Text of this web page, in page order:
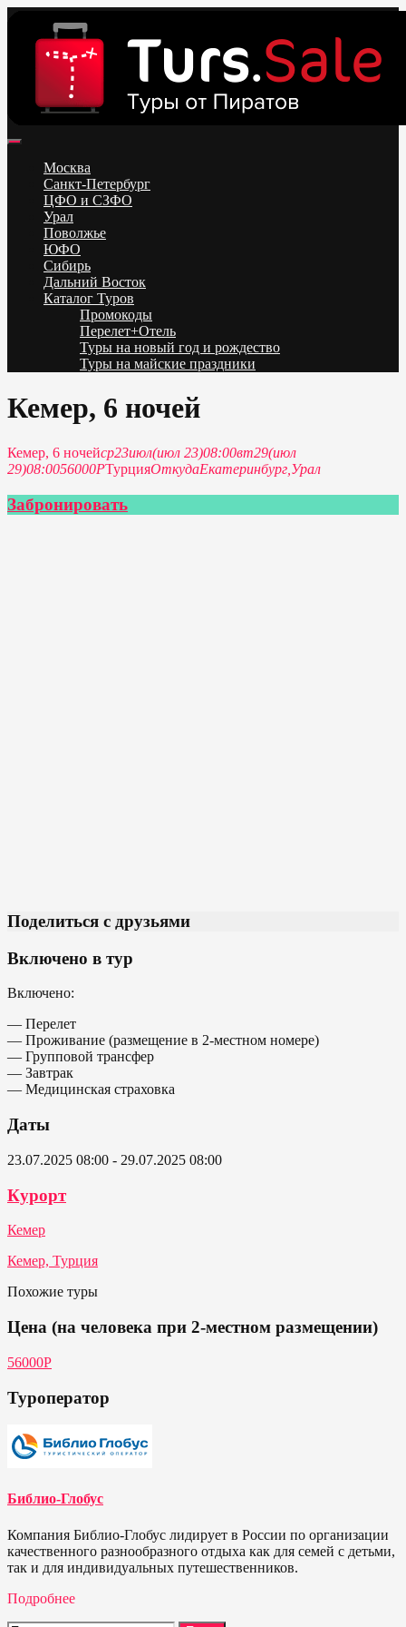
content
Низкие цены на путевки 3-7-10 ночей все включено, отдых на
море. Распродажа экскурсионных и горнолыжных туров.
Обновление каждый день. Официальный сайт Тур Сейл
Москва
Санкт-Петербург
ЦФО и СЗФО
Урал
Поволжье
ЮФО
Сибирь
Дальний Восток
Каталог Туров
Промокоды
Перелет+Отель
Туры на новый год и рождество
Туры на майские праздники
Кемер, 6 ночей
Кемер, 6 ночейср23июл(июл 23)08:00вт29(июл
29)08:0056000PТурцияОткудаЕкатеринбург, Урал
Забронировать
Поделиться с друзьями
Включено в тур
Включено:
— Перелет
— Проживание (размещение в 2-местном номере)
— Групповой трансфер
— Завтрак
— Медицинская страховка
Даты
23.07.2025 08:00 - 29.07.2025 08:00
Курорт
Кемер
Кемер, Турция
Похожие туры
Цена (на человека при 2-местном размещении)
56000P
Туроператор
Библио-Глобус
Компания Библио-Глобус лидирует в России по организации
качественного разнообразного отдыха как для семей с детьми,
так и для индивидуальных путешественников.
Подробнее